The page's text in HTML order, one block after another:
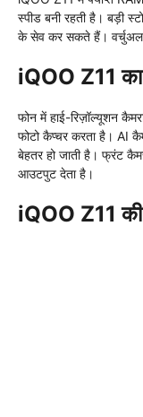
स्पीड बनी रहती है। बड़ी
के सेव कर सकते हैं। वर्चुअल
iQOO Z11
फोन में हाई-रिज़ॉल्यूशन
फोटो कैप्चर करता है। AI
बेहतर हो जाती है। फ्रंट
आउटपुट देता है।
iQOO Z11 की